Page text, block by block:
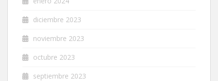
diciembre 2023
noviembre 2023
octubre 2023
septiembre 2023